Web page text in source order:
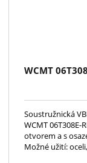
WCMT
Soustružnická
WCMT
otvorem a s
Možné užití: